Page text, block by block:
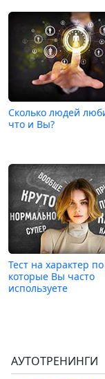
Сколько людей
что и Вы?
Тест на характер
которые Вы часто
используете
АУТОТРЕНИНГИ